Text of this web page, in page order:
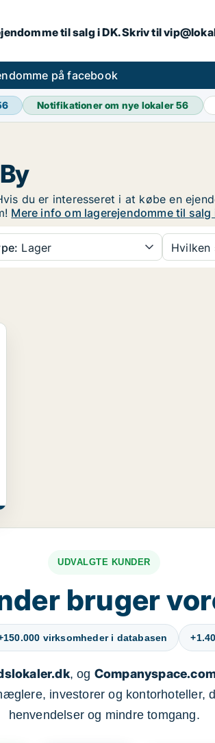
til salg i DK. Skriv til
på facebook
Notifikationer om nye lokaler56
du er interesseret i at købe en
Mere info om lagerejendomme til salg
Lager Hvilken
UDVALGTE KUNDER
bruger
virksomheder i databasen
, og
investorer og kontorhoteller,
henvendelser og mindre tomgang.